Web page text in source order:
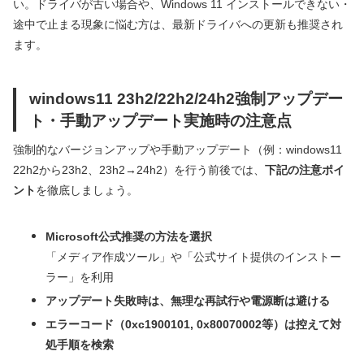
い。ドライバが古い場合や、Windows 11 インストールできない・
途中で止まる現象に悩む方は、最新ドライバへの更新も推奨され
ます。
windows11 23h2/22h2/24h2強制アップデー
ト・手動アップデート実施時の注意点
強制的なバージョンアップや手動アップデート（例：windows11
22h2から23h2、23h2→24h2）を行う前後では、 下記の注意ポイ
ントを徹底しましょう。
Microsoft公式推奨の方法を選択
「メディア作成ツール」や「公式サイト提供のインストー
ラー」を利用
アップデート失敗時は、無理な再試行や電源断は避ける
エラーコード（0xc1900101, 0x80070002等）は控えて対
処手順を検索